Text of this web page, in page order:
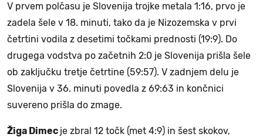
V prvem polčasu je Slovenija trojke metala 1:16, prvo je
zadela šele v 18. minuti, tako da je Nizozemska v prvi
četrtini vodila z desetimi točkami prednosti (19:9). Do
drugega vodstva po začetnih 2:0 je Slovenija prišla šele
ob zaključku tretje četrtine (59:57). V zadnjem delu je
Slovenija v 36. minuti povedla z 69:63 in končnici
suvereno prišla do zmage.
Žiga Dimec je zbral 12 točk (met 4:9) in šest skokov,